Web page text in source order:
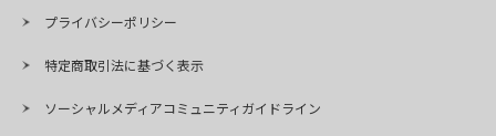
プライバシーポリシー
特定商取引法に基づく表示
ソーシャルメディアコミュニティガイドライン